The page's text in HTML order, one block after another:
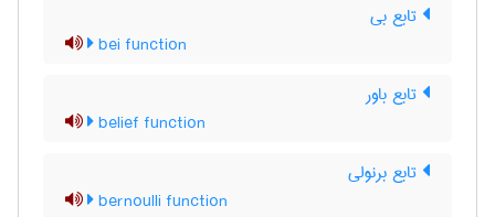
تابع بی
bei function
تابع باور
belief function
تابع برنولی
bernoulli function